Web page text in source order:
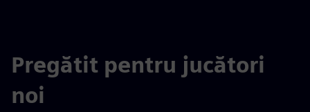
Pregătit pentru jucători
noi